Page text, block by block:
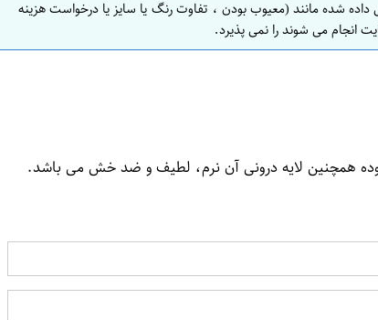
شده مانند (معیوب بودن ، تفاوت رنگ یا سایز یا درخواست هزینه
انجام می شوند را نمی پذیرد.
همچنین لایه درونی آن نرم، لطیف و ضد خش می باشد.